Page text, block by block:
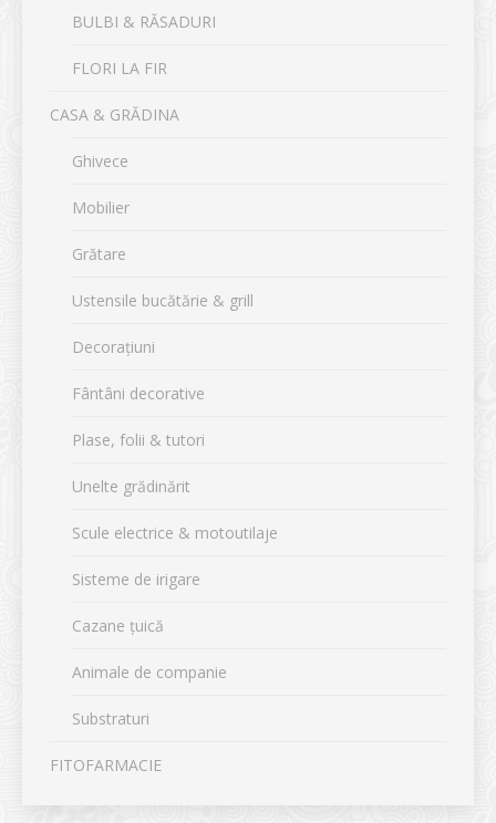
BULBI & RĂSADURI
FLORI LA FIR
CASA & GRĂDINA
Ghivece
Mobilier
Grătare
Ustensile bucătărie & grill
Decorațiuni
Fântâni decorative
Plase, folii & tutori
Unelte grădinărit
Scule electrice & motoutilaje
Sisteme de irigare
Cazane țuică
Animale de companie
Substraturi
FITOFARMACIE